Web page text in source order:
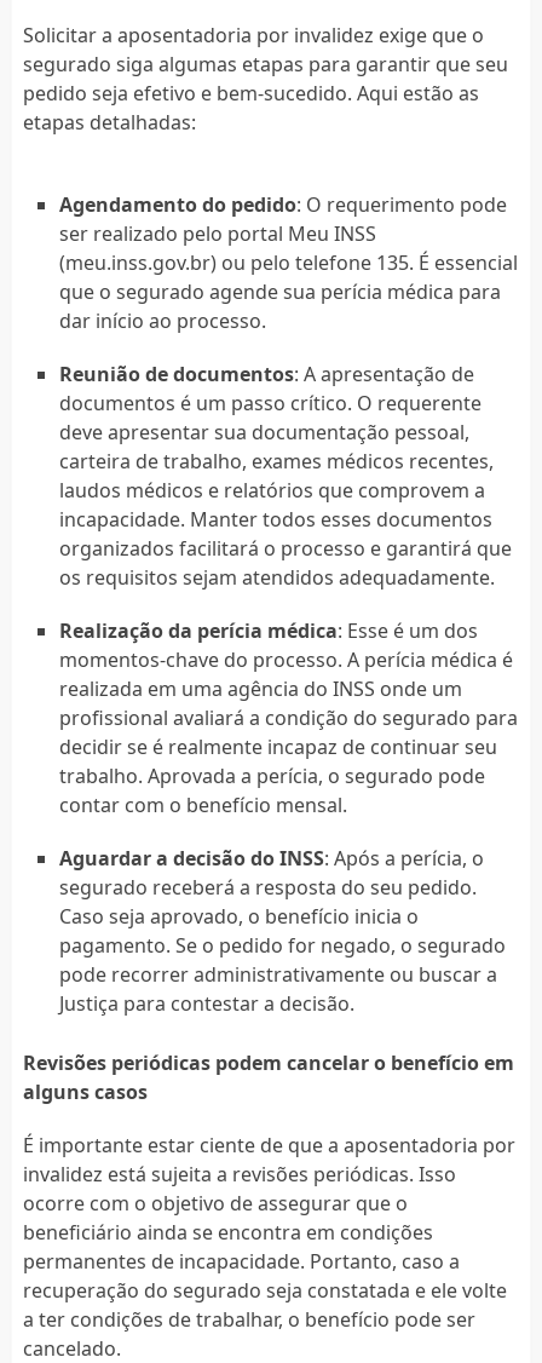
Solicitar a aposentadoria por invalidez exige que o
segurado siga algumas etapas para garantir que seu
pedido seja efetivo e bem-sucedido. Aqui estão as
etapas detalhadas:
Agendamento do pedido: O requerimento pode
ser realizado pelo portal Meu INSS
(meu.inss.gov.br) ou pelo telefone 135. É essencial
que o segurado agende sua perícia médica para
dar início ao processo.
Reunião de documentos: A apresentação de
documentos é um passo crítico. O requerente
deve apresentar sua documentação pessoal,
carteira de trabalho, exames médicos recentes,
laudos médicos e relatórios que comprovem a
incapacidade. Manter todos esses documentos
organizados facilitará o processo e garantirá que
os requisitos sejam atendidos adequadamente.
Realização da perícia médica: Esse é um dos
momentos-chave do processo. A perícia médica é
realizada em uma agência do INSS onde um
profissional avaliará a condição do segurado para
decidir se é realmente incapaz de continuar seu
trabalho. Aprovada a perícia, o segurado pode
contar com o benefício mensal.
Aguardar a decisão do INSS: Após a perícia, o
segurado receberá a resposta do seu pedido.
Caso seja aprovado, o benefício inicia o
pagamento. Se o pedido for negado, o segurado
pode recorrer administrativamente ou buscar a
Justiça para contestar a decisão.
Revisões periódicas podem cancelar o benefício em
alguns casos
É importante estar ciente de que a aposentadoria por
invalidez está sujeita a revisões periódicas. Isso
ocorre com o objetivo de assegurar que o
beneficiário ainda se encontra em condições
permanentes de incapacidade. Portanto, caso a
recuperação do segurado seja constatada e ele volte
a ter condições de trabalhar, o benefício pode ser
cancelado.